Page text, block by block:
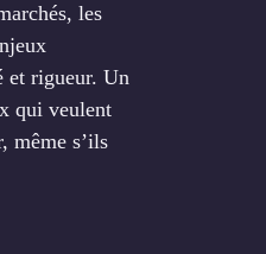
les
et rigueur. Un
qui veulent
même s’ils